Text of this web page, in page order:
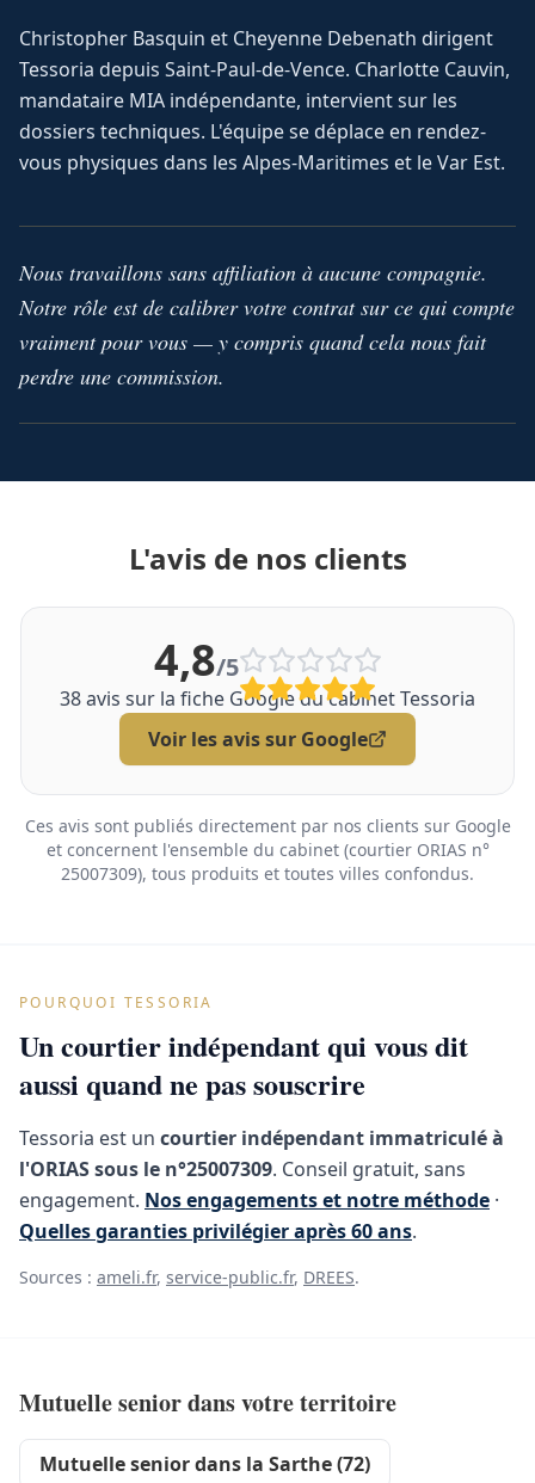
Christopher Basquin et Cheyenne Debenath dirigent
Tessoria depuis Saint-Paul-de-Vence. Charlotte Cauvin,
mandataire MIA indépendante, intervient sur les
dossiers techniques. L'équipe se déplace en rendez-
vous physiques dans les Alpes-Maritimes et le Var Est.
Nous travaillons sans affiliation à aucune compagnie.
Notre rôle est de calibrer votre contrat sur ce qui compte
vraiment pour vous — y compris quand cela nous fait
perdre une commission.
L'avis de nos clients
4,8/5
38avis sur la fiche Google du cabinet Tessoria
Voir les avis sur Google
Ces avis sont publiés directement par nos clients sur Google
et concernent l'ensemble du cabinet (courtier ORIAS n°
25007309), tous produits et toutes villes confondus.
POURQUOI TESSORIA
Un courtier indépendant qui vous dit
aussi quand ne pas souscrire
Tessoria est un courtier indépendant immatriculé à
l'ORIAS sous le n°25007309. Conseil gratuit, sans
engagement. Nos engagements et notre méthode ·
Quelles garanties privilégier après 60 ans.
Sources : ameli.fr, service-public.fr, DREES.
Mutuelle senior dans votre territoire
Mutuelle senior dans la Sarthe (72)